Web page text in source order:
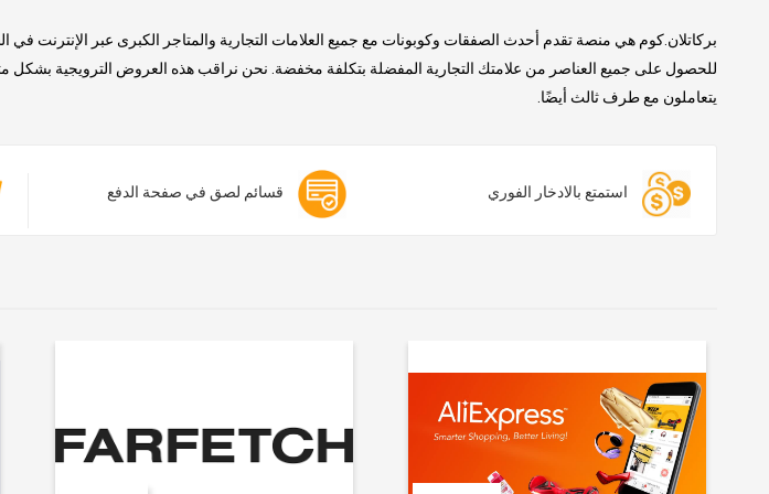
بركاتلان.كوم هي منصة تقدم أحدث الصفقات وكوبونات مع جميع العلامات التجارية والمتاجر الكبرى عبر الإنترنت
للحصول على جميع العناصر من علامتك التجارية المفضلة بتكلفة مخفضة. نحن نراقب هذه العروض الترويجية بشكل
يتعاملون مع طرف ثالث أيضًا.
قسائم لصق في صفحة الدفع استمتع بالادخار الفوري